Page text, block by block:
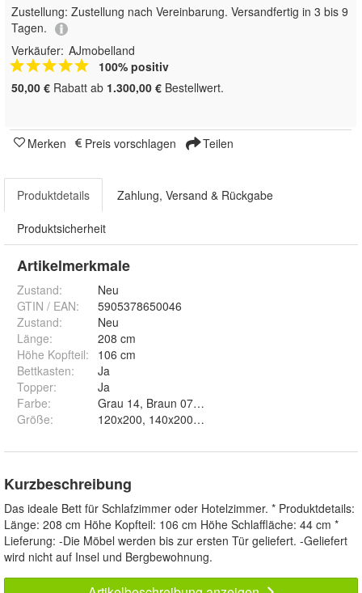
Zustellung: Zustellung nach Vereinbarung. Versandfertig in 3 bis 9
Tagen.
Verkäufer: AJmobelland
100% positiv
50,00 € Rabatt ab 1.300,00 € Bestellwert.
Merken Preis vorschlagen Teilen
Produktdetails Zahlung, Versand & Rückgabe
Produktsicherheit
Artikelmerkmale
Zustand:
Neu
GTIN / EAN:
5905378650046
Zustand:
Neu
Länge:
208 cm
Höhe Kopfteil:
106 cm
Bettkasten:
Ja
Topper:
Ja
Farbe:
Größe:
Kurzbeschreibung
Das ideale Bett für Schlafzimmer oder Hotelzimmer. * Produktdetails:
Länge: 208 cm Höhe Kopfteil: 106 cm Höhe Schlaffläche: 44 cm *
Lieferung: -Die Möbel werden bis zur ersten Tür geliefert. -Geliefert
wird nicht auf Insel und Bergbewohnung.